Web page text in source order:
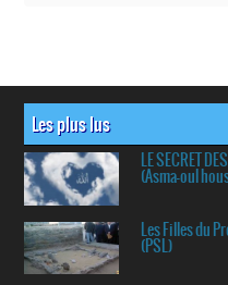
Les plus lus
LE SECRET
(Asma-oul
Les Filles du
(PSL)